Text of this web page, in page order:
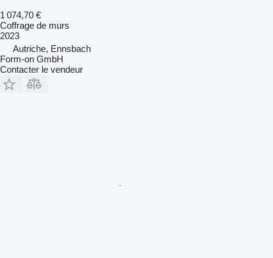
1 074,70 €
Coffrage de murs
2023
Autriche, Ennsbach
Form-on GmbH
Contacter le vendeur